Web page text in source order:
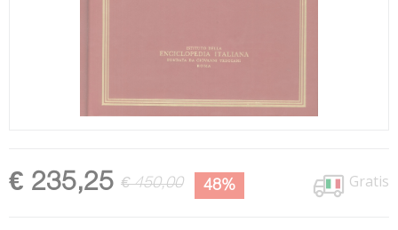
€ 235,25 € 450,00 48% Gratis